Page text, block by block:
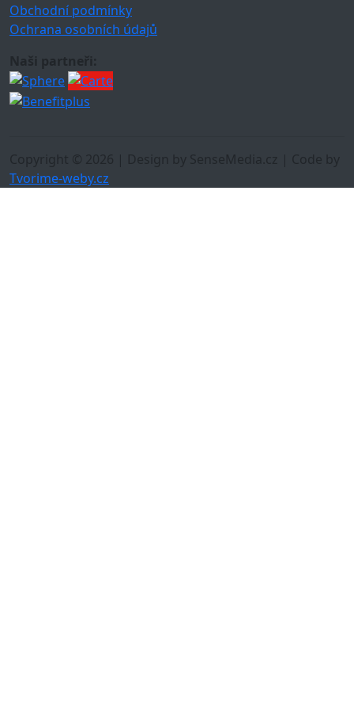
Obchodní podmínky
Ochrana osobních údajů
Naši partneři:
Copyright © 2026 | Design by SenseMedia.cz | Code by
Tvorime-weby.cz